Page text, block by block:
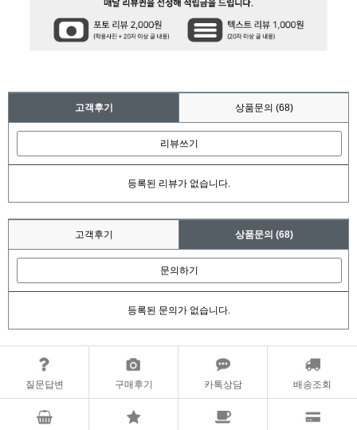
고객후기 상품문의 (68)
리뷰쓰기
등록된 리뷰가 없습니다.
고객후기 상품문의 (68)
문의하기
등록된 문의가 없습니다.
질문답변 구매후기 카톡상담 배송조회